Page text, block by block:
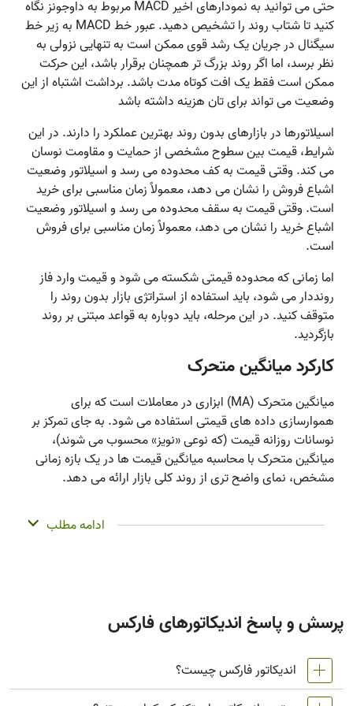
حتی می توانید به نمودارهای اخیر MACD مربوط به داوجونز نگاه
کنید تا شتاب روند را تشخیص دهید. عبور خط MACD به زیر خط
سیگنال در جریان یک رشد قوی ممکن است به تنهایی نزولی به
نظر برسد، اما اگر روند بزرگ تر همچنان برقرار باشد، این حرکت
ممکن است فقط یک افت کوتاه مدت باشد. برداشت اشتباه از این
وضعیت می تواند برای تان هزینه داشته باشد
اسیلاتورها در بازارهای بدون روند بهترین عملکرد را دارند. در این
شرایط، قیمت بین سطوح مشخصی از حمایت و مقاومت نوسان
می کند. وقتی قیمت به کف محدوده می رسد و اسیلاتور وضعیت
اشباع فروش را نشان می دهد، معمولاً زمان مناسبی برای خرید
است. وقتی قیمت به سقف محدوده می رسد و اسیلاتور وضعیت
اشباع خرید را نشان می دهد، معمولاً زمان مناسبی برای فروش
است.
اما زمانی که محدوده قیمتی شکسته می شود و قیمت وارد فاز
رونددار می شود، باید استفاده از استراتژی بازار بدون روند را
متوقف کنید. در این مرحله، باید دوباره به قواعد مبتنی بر روند
بازگردید.
کارکرد میانگین متحرک
میانگین متحرک (MA) ابزاری در معاملات است که برای
هموارسازی داده ‌های قیمتی استفاده می ‌شود. به جای تمرکز بر
نوسانات روزانه قیمت (که نوعی «نویز» محسوب می ‌شوند)،
میانگین متحرک با محاسبه میانگین قیمت‌ ها در یک بازه زمانی
مشخص، نمای واضح ‌تری از روند کلی بازار ارائه می ‌دهد.
این ابزار پیش ‌بینی ‌کننده نیست — بلکه به شما کمک می‌
کند آنچه تاکنون رخ داده را بهتر ببینید. به همین دلیل به
واقع بر پایه میانگین‌ های متحرک ساخته شده ‌اند.
داوجونز را تحلیل می کنند، ممکن است از ترکیبی از میانگین
های کوتاه مدت و بلند مدت استفاده کنند تا پیش از ورود به
معامله، روند را تایید کنند. این میانگین ها به ویژه هنگام
ادامه مطلب
پرسش و پاسخ اندیکاتورهای فارکس
اندیکاتور فارکس چیست؟